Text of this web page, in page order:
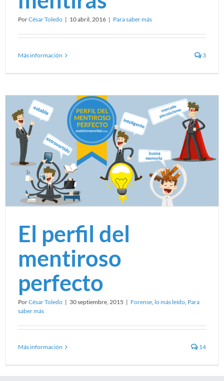
PorCésar Toledo | 10 abril, 2016 | Para saber más
Más información 3
El perfil del
mentiroso
perfecto
PorCésar Toledo | 30 septiembre, 2015 | Forense, lo más leído, Para
saber más
Más información 14